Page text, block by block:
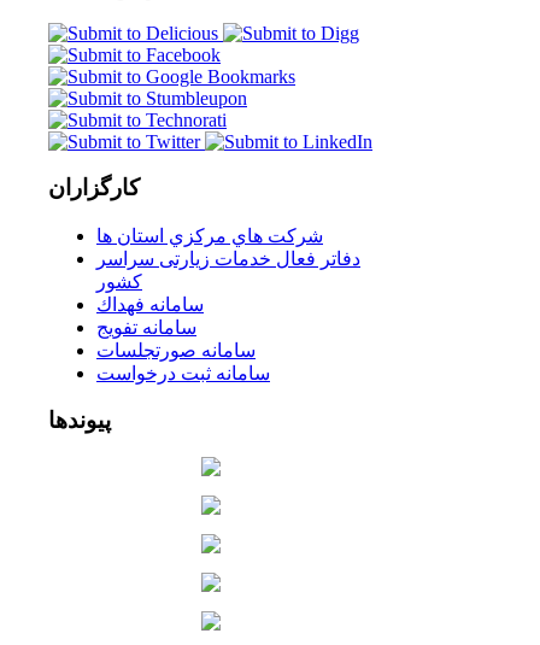
کارگزاران
شركت هاي مركزي استان ها
دفاتر فعال خدمات زیارتی سراسر
كشور
سامانه فهداك
سامانه تفويج
سامانه صورتجلسات
سامانه ثبت درخواست
پیوندها